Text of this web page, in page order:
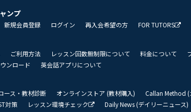
ンプ
新規会員登録 ログイン 再入会希望の方 FOR TUTORS
ご利用方法 レッスン回数無制限について 料金について
ンロード
英会話アプリについて
ース・教材診断 オンラインストア (教材購入)
Callan Method (
対策
レッスン環境チェック Daily News (デイリーニュース)